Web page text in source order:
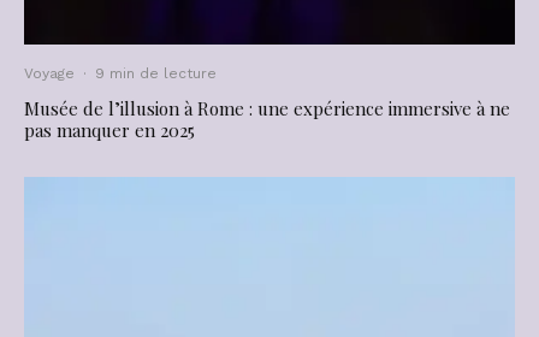
Voyage · 9 min de lecture
Musée de l’illusion à Rome : une expérience immersive à ne
pas manquer en 2025